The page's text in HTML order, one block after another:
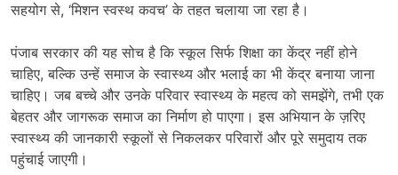
सहयोग से, ‘मिशन स्वस्थ कवच’ के तहत चलाया जा रहा है।
पंजाब सरकार की यह सोच है कि स्कूल सिर्फ शिक्षा का केंद्र नहीं होने
चाहिए, बल्कि उन्हें समाज के स्वास्थ्य और भलाई का भी केंद्र बनाया जाना
चाहिए। जब बच्चे और उनके परिवार स्वास्थ्य के महत्व को समझेंगे, तभी एक
बेहतर और जागरूक समाज का निर्माण हो पाएगा। इस अभियान के ज़रिए
स्वास्थ्य की जानकारी स्कूलों से निकलकर परिवारों और पूरे समुदाय तक
पहुंचाई जाएगी।